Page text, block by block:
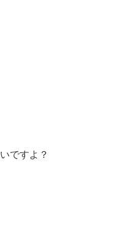
ですよ？